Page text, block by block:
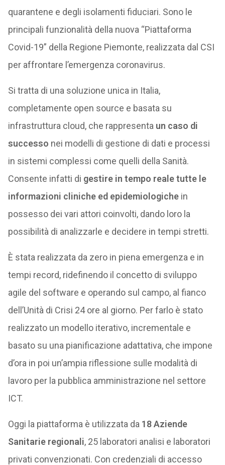
quarantene e degli isolamenti fiduciari. Sono le
principali funzionalità della nuova “Piattaforma
Covid-19” della Regione Piemonte, realizzata dal CSI
per affrontare l’emergenza coronavirus.
Si tratta di una soluzione unica in Italia,
completamente open source e basata su
infrastruttura cloud, che rappresenta un caso di
successo nei modelli di gestione di dati e processi
in sistemi complessi come quelli della Sanità.
Consente infatti di gestire in tempo reale tutte le
informazioni cliniche ed epidemiologichein
possesso dei vari attori coinvolti, dando loro la
possibilità di analizzarle e decidere in tempi stretti.
È stata realizzata da zero in piena emergenza e in
tempi record, ridefinendo il concetto di sviluppo
agile del software e operando sul campo, al fianco
dell’Unità di Crisi 24 ore al giorno. Per farlo è stato
realizzato un modello iterativo, incrementale e
basato su una pianificazione adattativa, che impone
d’ora in poi un’ampia riflessione sulle modalità di
lavoro per la pubblica amministrazione nel settore
ICT.
Oggi la piattaforma è utilizzata da 18 Aziende
Sanitarie regionali, 25 laboratori analisi e laboratori
privati convenzionati. Con credenziali di accesso